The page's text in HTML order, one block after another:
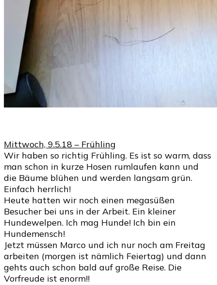
Mittwoch, 9.5.18 – Frühling
Wir haben so richtig Frühling. Es ist so warm, dass
man schon in kurze Hosen rumlaufen kann und
die Bäume blühen und werden langsam grün.
Einfach herrlich!
Heute hatten wir noch einen megasüßen
Besucher bei uns in der Arbeit. Ein kleiner
Hundewelpen. Ich mag Hunde! Ich bin ein
Hundemensch!
Jetzt müssen Marco und ich nur noch am Freitag
arbeiten (morgen ist nämlich Feiertag) und dann
gehts auch schon bald auf große Reise. Die
Vorfreude ist enorm!!